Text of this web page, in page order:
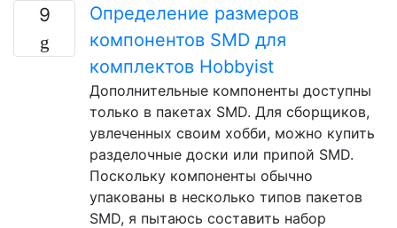
9
Определение размеров
компонентов SMD для
комплектов Hobbyist
Дополнительные компоненты доступны
только в пакетах SMD. Для сборщиков,
увлеченных своим хобби, можно купить
разделочные доски или припой SMD.
Поскольку компоненты обычно
упакованы в несколько типов пакетов
SMD, я пытаюсь составить набор